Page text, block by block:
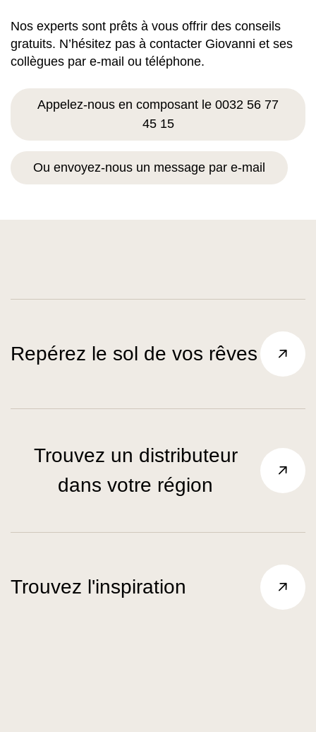
Nos experts sont prêts à vous offrir des conseils
gratuits. N’hésitez pas à contacter Giovanni et ses
collègues par e-mail ou téléphone.
Appelez-nous en composant le 0032 56 77
45 15
Ou envoyez-nous un message par e-mail
Repérez le sol de vos rêves
Trouvez un distributeur
dans votre région
Trouvez l'inspiration